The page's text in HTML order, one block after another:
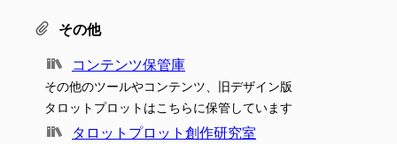
その他
コンテンツ保管庫
その他のツールやコンテンツ、旧デザイン版
タロットプロットはこちらに保管しています
タロットプロット創作研究室